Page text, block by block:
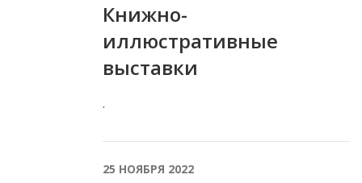
Книжно-
иллюстративные
выставки
.
25 НОЯБРЯ 2022